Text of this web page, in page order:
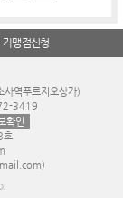
가맹점신청
역푸르지오상가)
3419
확인
호